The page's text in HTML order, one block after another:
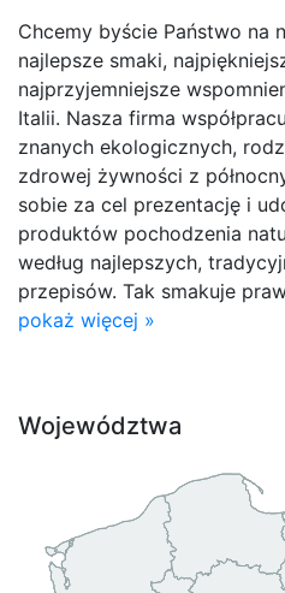
Chcemy byście Państwo na
najlepsze smaki,
najprzyjemniejsze
Italii. Nasza firma
znanych ekologicznych,
zdrowej żywności z
sobie za cel prezentację i
produktów pochodzenia
według najlepszych,
przepisów. Tak smakuje
pokaż więcej »
Województwa